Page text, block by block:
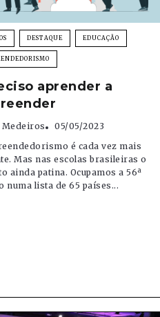
DESTAQUE EDUCAÇÃO
aprender a
05/05/2023
é cada vez mais
Mas nas escolas brasileiras o
ainda patina. Ocupamos a 56ª
numa lista de 65 países...